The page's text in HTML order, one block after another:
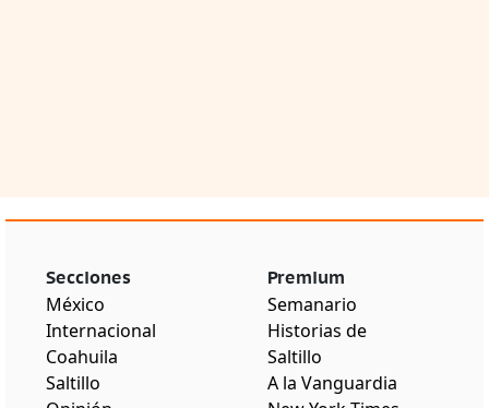
Secciones
México
Internacional
Coahuila
Saltillo
Premium
Semanario
Historias de
Saltillo
A la Vanguardia